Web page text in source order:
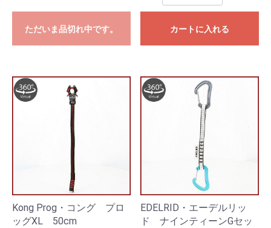
ただいま品切れ中です。 カートに入れる
Kong Prog・コング プロ
ッグXL 50cm
EDELRID・エーデルリッ
ド ナインティーンGセッ